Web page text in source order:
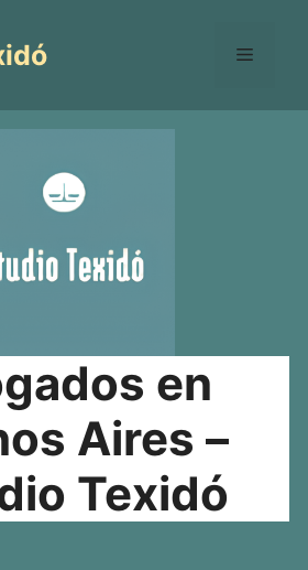
Menú
en
Aires –
Texidó